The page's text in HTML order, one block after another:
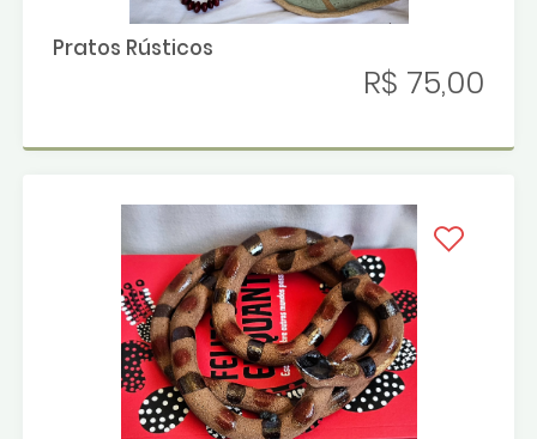
Pratos Rústicos
R$ 75,00